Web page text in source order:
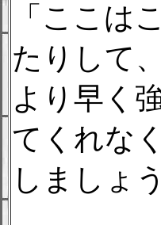
「ここは
たりして
より早く
てくれな
しましょう